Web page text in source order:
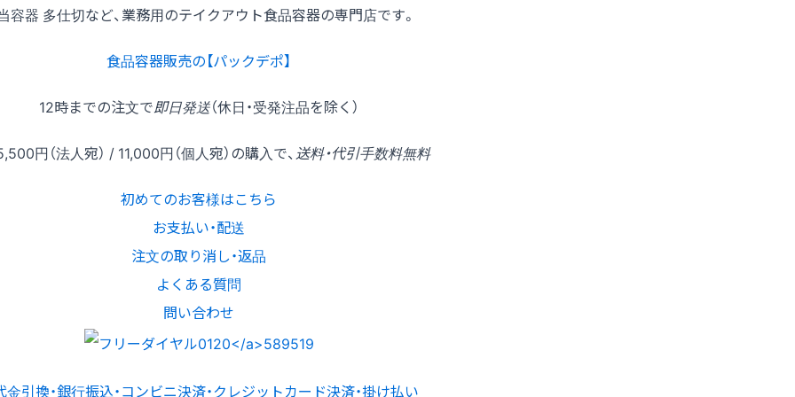
容器 多仕切など、業務用のテイクアウト食品容器の専門店です。
食品容器販売の【パックデポ】
12時までの注文で即日発送（休日・受発注品を除く）
円（法人宛） / 11,000円（個人宛）の購入で、 送料・代引手数料無料
初めてのお客様はこちら
お支払い・配送
注文の取り消し・返品
よくある質問
問い合わせ